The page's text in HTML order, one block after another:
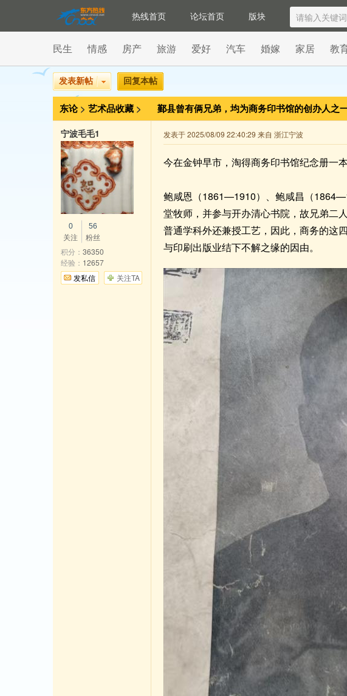
热线首页 论坛首页 版块
民生 情感 房产 旅游 爱好 汽车 婚嫁 家居 教
发表新帖 回复本帖
东论 > 艺术品收藏 > 鄞县曾有俩兄弟，均为商务印书馆的创办人之
发表于 2025/08/09 22:40:29 来自 浙江宁波
今在金钟早市，淘得商务印书馆纪念册一
鲍咸恩（1861—1910）、鲍咸昌（
堂牧师，并参与开办清心书院，故兄弟二
普通学科外还兼授工艺，因此，商务的这
与印刷出版业结下不解之缘的因由。
宁波毛毛1
0
关注
56
粉丝
积分： 36350
经验： 12657
发私信
关注TA